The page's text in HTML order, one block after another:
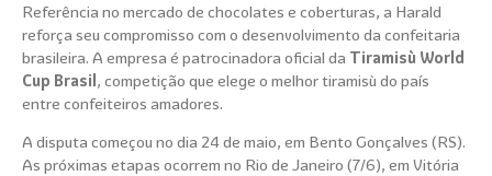
Referência no mercado de chocolates e coberturas, a Harald
reforça seu compromisso com o desenvolvimento da confeitaria
brasileira. A empresa é patrocinadora oficial da Tiramisù World
Cup Brasil , competição que elege o melhor tiramisù do país
entre confeiteiros amadores.
A disputa começou no dia 24 de maio, em Bento Gonçalves (RS).
As próximas etapas ocorrem no Rio de Janeiro (7/6), em Vitória